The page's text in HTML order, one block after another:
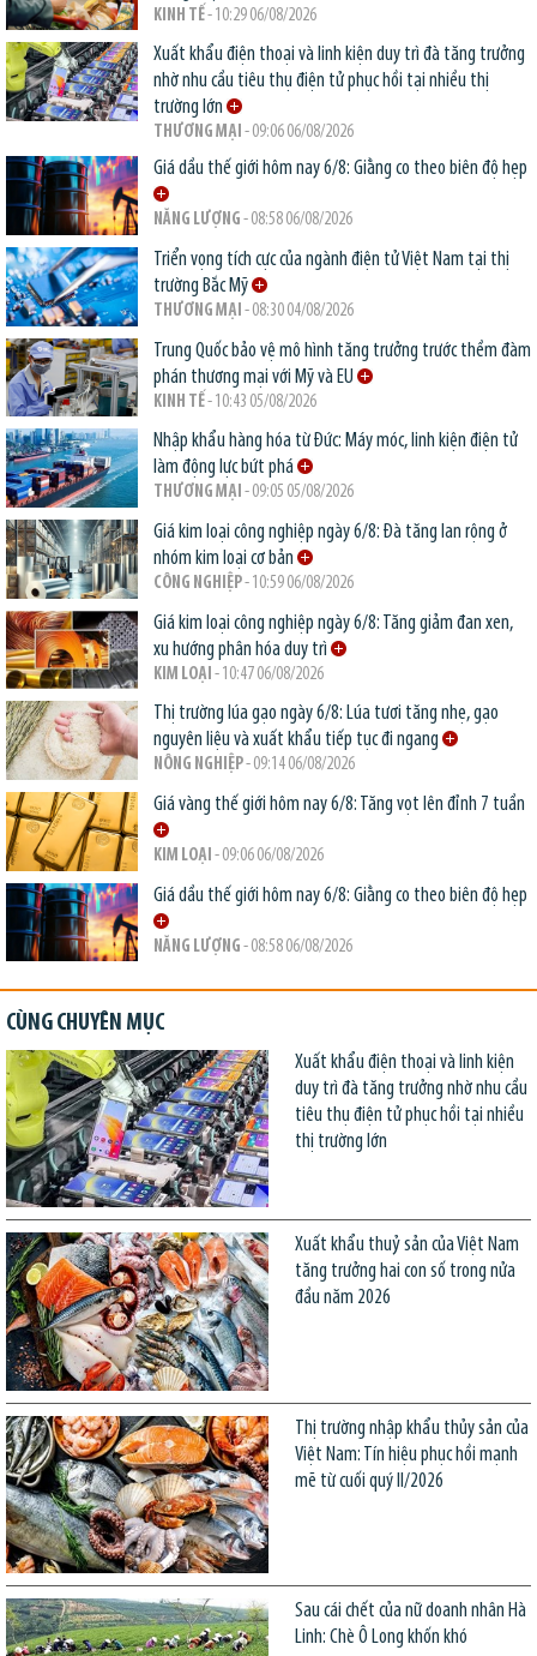
KINH TẾ- 10:29 06/08/2026
Xuất khẩu điện thoại và linh kiện duy trì đà tăng trưởng
nhờ nhu cầu tiêu thụ điện tử phục hồi tại nhiều thị
trường lớn
THƯƠNG MẠI - 09:06 06/08/2026
Giá dầu thế giới hôm nay 6/8: Giằng co theo biên độ hẹp
NĂNG LƯỢNG - 08:58 06/08/2026
Triển vọng tích cực của ngành điện tử Việt Nam tại thị
trường Bắc Mỹ
THƯƠNG MẠI - 08:30 04/08/2026
Trung Quốc bảo vệ mô hình tăng trưởng trước thềm đàm
phán thương mại với Mỹ và EU
KINH TẾ- 10:43 05/08/2026
Nhập khẩu hàng hóa từ Đức: Máy móc, linh kiện điện tử
làm động lực bứt phá
THƯƠNG MẠI - 09:05 05/08/2026
Giá kim loại công nghiệp ngày 6/8: Đà tăng lan rộng ở
nhóm kim loại cơ bản
CÔNG NGHIỆP- 10:59 06/08/2026
Giá kim loại công nghiệp ngày 6/8: Tăng giảm đan xen,
xu hướng phân hóa duy trì
KIM LOẠI - 10:47 06/08/2026
Thị trường lúa gạo ngày 6/8: Lúa tươi tăng nhẹ, gạo
nguyên liệu và xuất khẩu tiếp tục đi ngang
NÔNG NGHIỆP- 09:14 06/08/2026
Giá vàng thế giới hôm nay 6/8: Tăng vọt lên đỉnh 7 tuần
KIM LOẠI - 09:06 06/08/2026
Giá dầu thế giới hôm nay 6/8: Giằng co theo biên độ hẹp
NĂNG LƯỢNG - 08:58 06/08/2026
CÙNG CHUYÊN MỤC
Xuất khẩu điện thoại và linh kiện
duy trì đà tăng trưởng nhờ nhu cầu
tiêu thụ điện tử phục hồi tại nhiều
thị trường lớn
Xuất khẩu thuỷ sản của Việt Nam
tăng trưởng hai con số trong nửa
đầu năm 2026
Thị trường nhập khẩu thủy sản của
Việt Nam: Tín hiệu phục hồi mạnh
mẽ từ cuối quý II/2026
Sau cái chết của nữ doanh nhân Hà
Linh: Chè Ô Long khốn khó